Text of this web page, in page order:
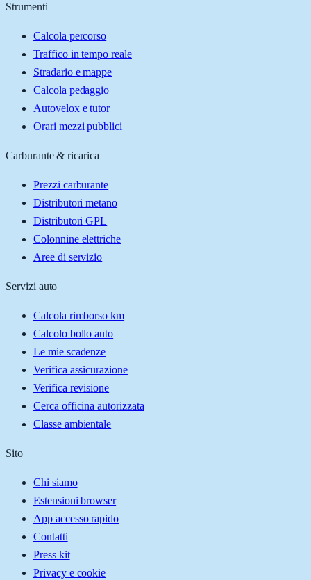
Strumenti
Calcola percorso
Traffico in tempo reale
Stradario e mappe
Calcola pedaggio
Autovelox e tutor
Orari mezzi pubblici
Carburante & ricarica
Prezzi carburante
Distributori metano
Distributori GPL
Colonnine elettriche
Aree di servizio
Servizi auto
Calcola rimborso km
Calcolo bollo auto
Le mie scadenze
Verifica assicurazione
Verifica revisione
Cerca officina autorizzata
Classe ambientale
Sito
Chi siamo
Estensioni browser
App accesso rapido
Contatti
Press kit
Privacy e cookie